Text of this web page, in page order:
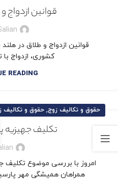
قوانین ازدواج
قوانین ازدواج و طلاق در
کشوری، ازدواج
READING
حقوق و تکالیف زوج, حقوق و تکالیف
تکلیف
امروز با بررسی موضوع
همراهان همیشگی مهر پارسیان